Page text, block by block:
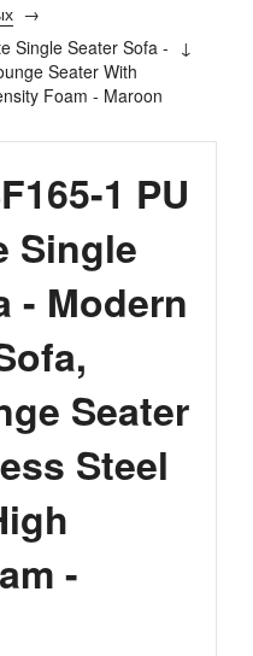
Single Seater Sofa -
Seater With
Foam - Maroon
1 PU
Single
- Modern
Seater
Steel
-